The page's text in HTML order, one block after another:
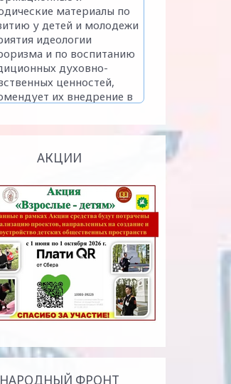
АКЦИИ
НАРОДНЫЙ ФРОНТ